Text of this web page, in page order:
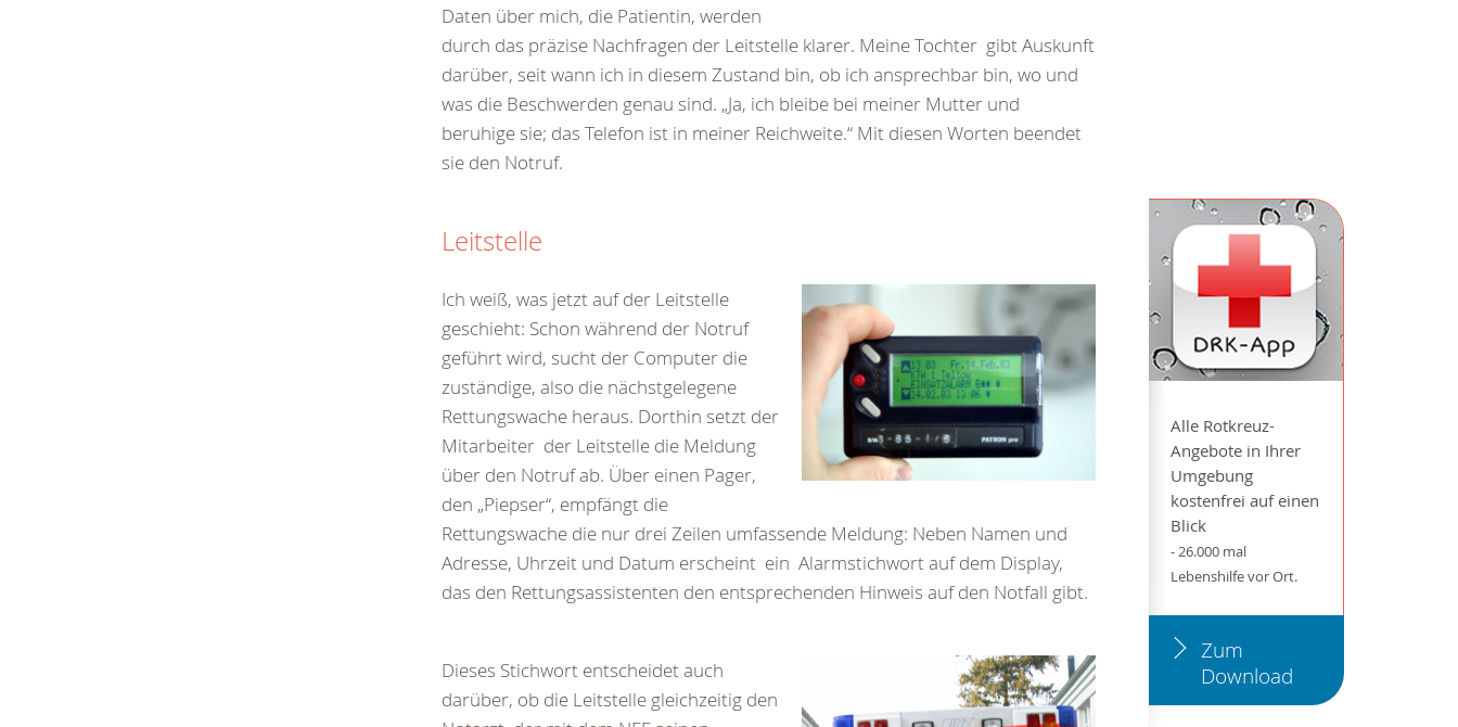
Daten über mich, die Patientin, werden
durch das präzise Nachfragen der Leitstelle klarer. Meine Tochter gibt Auskunft
darüber, seit wann ich in diesem Zustand bin, ob ich ansprechbar bin, wo und
was die Beschwerden genau sind. „Ja, ich bleibe bei meiner Mutter und
beruhige sie; das Telefon ist in meiner Reichweite.“ Mit diesen Worten beendet
sie den Notruf.
Alle Rotkreuz-
Angebote in Ihrer
Umgebung
kostenfrei auf einen
Blick
- 26.000 mal
Lebenshilfe vor Ort.
Zum
Download
Leitstelle
Ich weiß, was jetzt auf der Leitstelle
geschieht: Schon während der Notruf
geführt wird, sucht der Computer die
zuständige, also die nächstgelegene
Rettungswache heraus. Dorthin setzt der
Mitarbeiter der Leitstelle die Meldung
über den Notruf ab. Über einen Pager,
den „Piepser“, empfängt die
Rettungswache die nur drei Zeilen umfassende Meldung: Neben Namen und
Adresse, Uhrzeit und Datum erscheint ein Alarmstichwort auf dem Display,
das den Rettungsassistenten den entsprechenden Hinweis auf den Notfall gibt.
Dieses Stichwort entscheidet auch
darüber, ob die Leitstelle gleichzeitig den